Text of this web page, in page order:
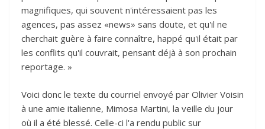
magnifiques, qui souvent n'intéressaient pas les
agences, pas assez «news» sans doute, et qu'il ne
cherchait guère à faire connaître, happé qu'il était par
les conflits qu'il couvrait, pensant déjà à son prochain
reportage. »
Voici donc le texte du courriel envoyé par Olivier Voisin
à une amie italienne, Mimosa Martini, la veille du jour
où il a été blessé. Celle-ci l'a rendu public sur